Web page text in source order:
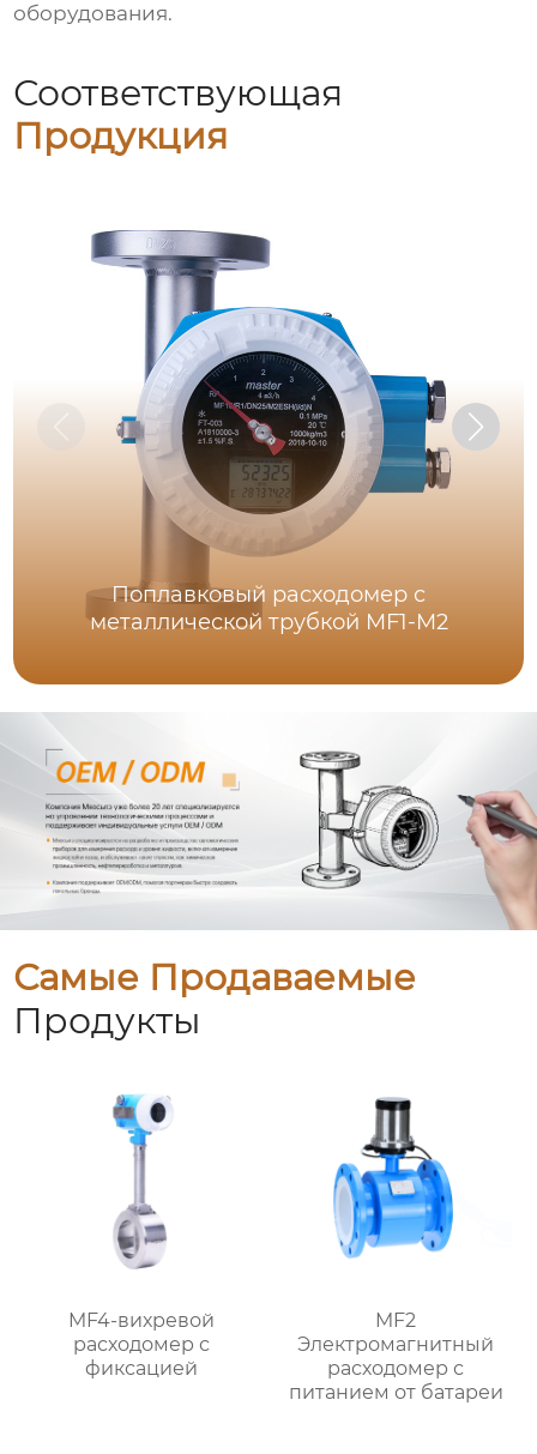
оборудования.
Соответствующая
Продукция
Поплавковый расходомер с
металлической трубкой MF1-M2
Самые Продаваемые
Продукты
MF4-вихревой
расходомер с
фиксацией
MF2
Электромагнитный
расходомер с
питанием от батареи